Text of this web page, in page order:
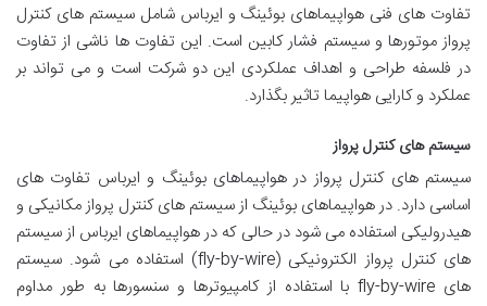
تفاوت های فنی هواپیماهای بوئینگ و ایرباس شامل سیستم های کنترل
پرواز موتورها و سیستم فشار کابین است. این تفاوت ها ناشی از تفاوت
در فلسفه طراحی و اهداف عملکردی این دو شرکت است و می تواند بر
عملکرد و کارایی هواپیما تاثیر بگذارد.
سیستم های کنترل پرواز
سیستم های کنترل پرواز در هواپیماهای بوئینگ و ایرباس تفاوت های
اساسی دارد. در هواپیماهای بوئینگ از سیستم های کنترل پرواز مکانیکی و
هیدرولیکی استفاده می شود در حالی که در هواپیماهای ایرباس از سیستم
های کنترل پرواز الکترونیکی (fly-by-wire) استفاده می شود. سیستم
های fly-by-wire با استفاده از کامپیوترها و سنسورها به طور مداوم